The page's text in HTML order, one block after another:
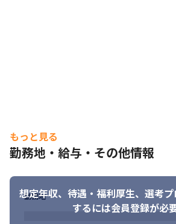
もっと見る
勤務地・給与・その他情報
想定年収、待遇・福利厚生、 選考
するには会員登録が必
勤務地